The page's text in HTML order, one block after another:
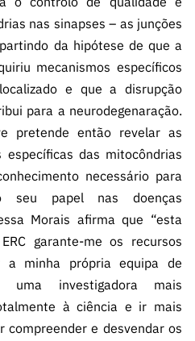
Capacitaç
ão”
nas sinapses – as junções
da hipótese de que a
mecanismos específicos
e que a disrupção
para a neurodegenaração.
pretende então revelar as
específicas das mitocôndrias
necessário para
seu papel nas doenças
Morais afirma que “esta
garante-me os recursos
a minha própria equipa de
uma investigadora mais
à ciência e ir mais
compreender e desvendar os